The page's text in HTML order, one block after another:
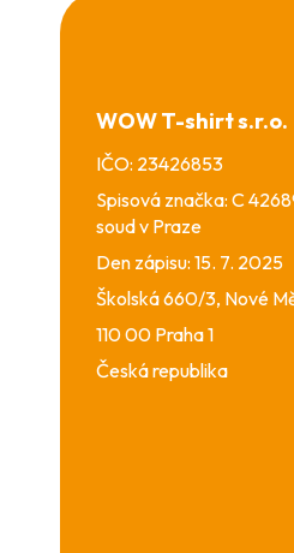
Z
WOW T-shirt s.r.o.
IČO: 23426853
Spisová značka: C
soud v Praze
Den zápisu: 15. 7. 2025
Školská 660/3, Nové
110 00 Praha 1
Česká republika